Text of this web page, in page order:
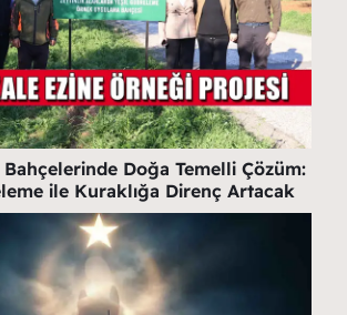
Doğa Temelli Çözüm:
ile Kuraklığa Direnç Artacak